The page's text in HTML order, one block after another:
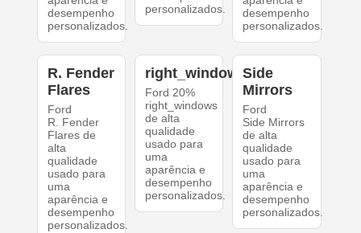
desempenho
personalizados.
personalizados.
desempenho
personalizados.
R. Fender
Flares
Ford
R. Fender
Flares de
alta
qualidade
usado para
uma
aparência e
desempenho
personalizados.
right_windows
Ford 20%
right_windows
de alta
qualidade
usado para
uma
aparência e
desempenho
personalizados.
Side
Mirrors
Ford
Side Mirrors
de alta
qualidade
usado para
uma
aparência e
desempenho
personalizados.